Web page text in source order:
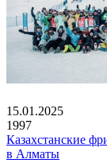
15.01.2025
1997
Казахстанские
в Алматы